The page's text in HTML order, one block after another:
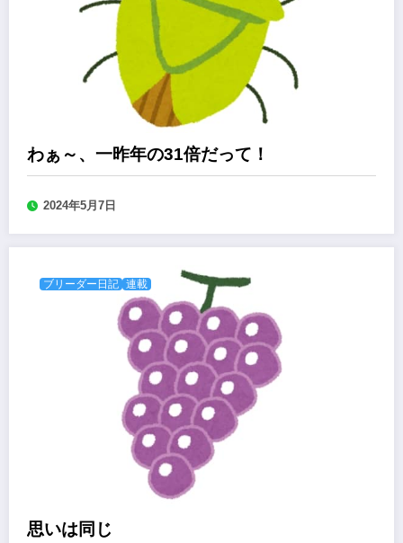
わぁ～、一昨年の31倍だって！
2024年5月7日
ブリーダー日記 連載
思いは同じ